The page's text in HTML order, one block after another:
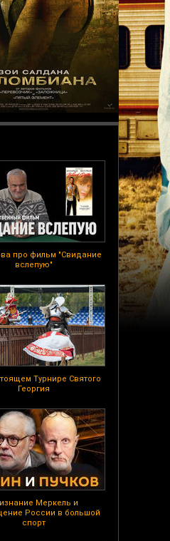
про фильм "Свидание
вслепую"
Турнире Святого
Георгия
Меркель и
России в большой
спорт